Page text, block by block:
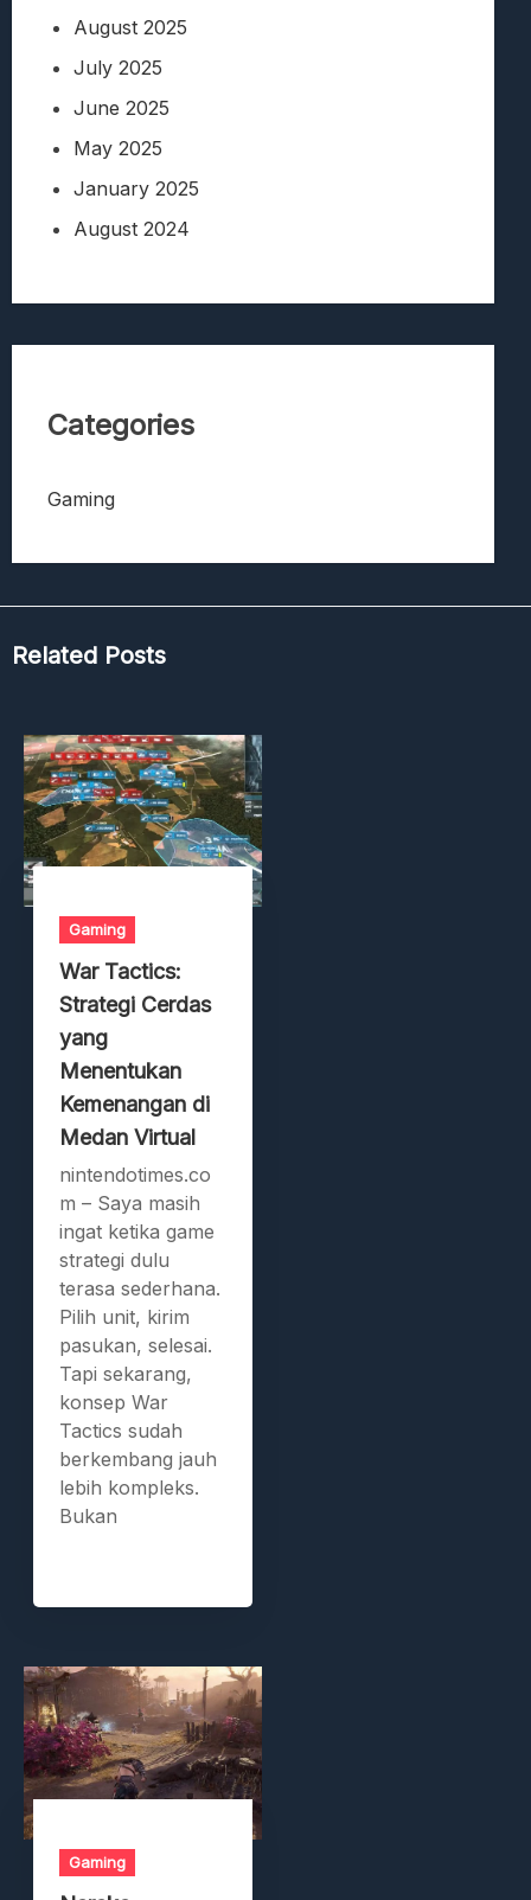
August 2025
July 2025
June 2025
May 2025
January 2025
August 2024
Categories
Gaming
Related Posts
Gaming
War Tactics:
Strategi Cerdas
yang
Menentukan
Kemenangan di
Medan Virtual
nintendotimes.co
m – Saya masih
ingat ketika game
strategi dulu
terasa sederhana.
Pilih unit, kirim
pasukan, selesai.
Tapi sekarang,
konsep War
Tactics sudah
berkembang jauh
lebih kompleks.
Bukan
Gaming